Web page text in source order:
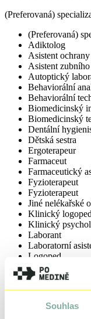
Souhlas
(Preferovaná)
(Preferovaná)
Adiktolog
Asistent
Asistent
Autoptický
Behaviorální
Behaviorální
Biomedicinský
Biomedicinský
Dentální
Dětská sestra
Ergoterapeur
Farmaceut
Farmaceutický
Fyzioterapeut
Fyzioterapeut
Jiné nelékařské
Klinický logoped
Klinický
Laborant
Laboratorní
Logoped
Masér ve
Nutriční asistent
Nutriční terapeut
léčivých